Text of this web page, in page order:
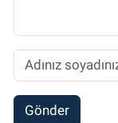
Gönder